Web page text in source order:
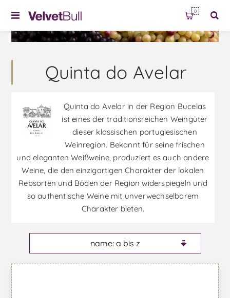
0
Quinta do Avelar
Quinta do Avelar in der Region Bucelas
ist eines der traditionsreichen Weingüter
dieser klassischen portugiesischen
Weinregion. Bekannt für seine frischen
und eleganten Weißweine, produziert es auch andere
Weine, die den einzigartigen Charakter der lokalen
Rebsorten und Böden der Region widerspiegeln und
so authentische Weine mit unverwechselbarem
Charakter bieten.